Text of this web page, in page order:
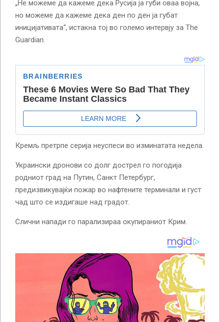
„Не можеме да кажеме дека Русија ја губи оваа војна,
но можеме да кажеме дека ден по ден ја губат
иницијативата“, истакна тој во големо интервју за The
Guardian.
Кремљ претрпе серија неуспеси во изминатата недела.
Украински дронови со долг дострел го погодија
родниот град на Путин, Санкт Петербург,
предизвикувајќи пожар во нафтените терминали и густ
чад што се издигаше над градот.
Слични напади го парализираа окупираниот Крим.